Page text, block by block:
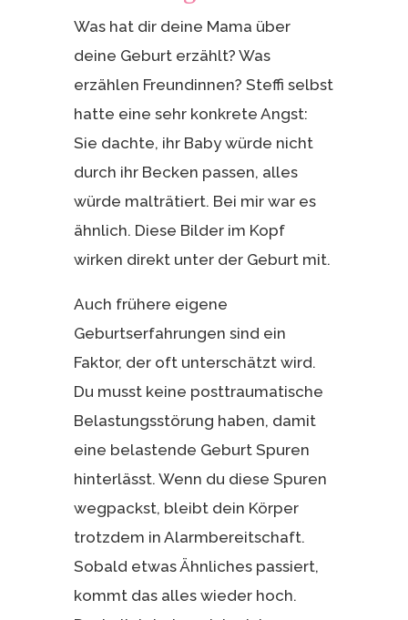
Was hat dir deine Mama über
deine Geburt erzählt? Was
erzählen Freundinnen? Steffi selbst
hatte eine sehr konkrete Angst:
Sie dachte, ihr Baby würde nicht
durch ihr Becken passen, alles
würde malträtiert. Bei mir war es
ähnlich. Diese Bilder im Kopf
wirken direkt unter der Geburt mit.
Auch frühere eigene
Geburtserfahrungen sind ein
Faktor, der oft unterschätzt wird.
Du musst keine posttraumatische
Belastungsstörung haben, damit
eine belastende Geburt Spuren
hinterlässt. Wenn du diese Spuren
wegpackst, bleibt dein Körper
trotzdem in Alarmbereitschaft.
Sobald etwas Ähnliches passiert,
kommt das alles wieder hoch.